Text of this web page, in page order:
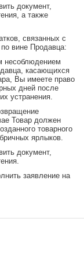
документ,
а также
связанных с
вине Продавца:
несоблюдением
касающихся
Вы имеете право
дней после
устранения.
Товар должен
товарного
ярлыков.
документ,
заявление на